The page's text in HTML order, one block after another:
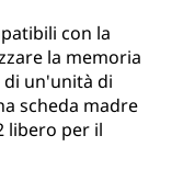
con la
la memoria
un'unità di
scheda madre
libero per il